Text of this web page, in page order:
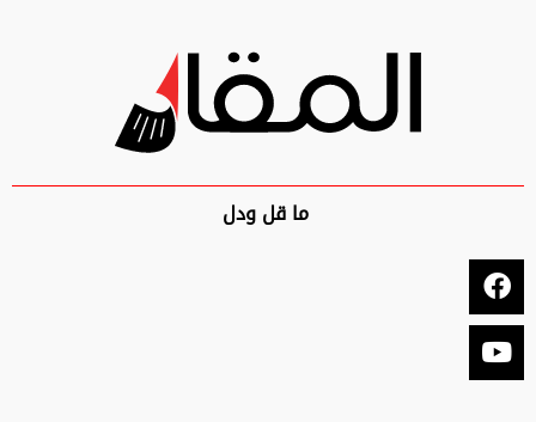
ما قل ودل